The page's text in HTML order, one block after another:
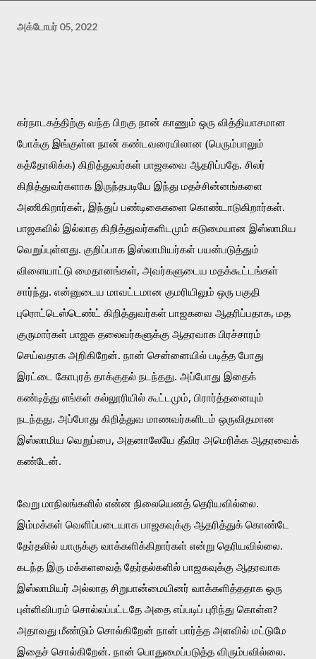
அக்டோபர் 05, 2022
கர்நாடகத்திற்கு வந்த பிறகு நான் காணும் ஒரு வித்தியாசமான
போக்கு இங்குள்ள நான் கண்டவரையிலான (பெரும்பாலும்
கத்தோலிக்க) கிறித்துவர்கள் பாஜகவை ஆதரிப்பதே. சிலர்
கிறித்துவர்களாக இருந்தபடியே இந்து மதச்சின்னங்களை
அணிகிறார்கள், இந்துப் பண்டிகைகளை கொண்டாடுகிறார்கள்.
பாஜகவில் இல்லாத கிறித்துவர்களிடமும் கடுமையான இஸ்லாமிய
வெறுப்புள்ளது. குறிப்பாக இஸ்லாமியர்கள் பயன்படுத்தும்
விளையாட்டு மைதானங்கள், அவர்களுடைய மதக்கூட்டங்கள்
சார்ந்து. என்னுடைய மாவட்டமான குமரியிலும் ஒரு பகுதி
புரொட்டெஸ்டெண்ட் கிறித்துவர்கள் பாஜகவை ஆதரிப்பதாக, மத
குருமார்கள் பாஜக தலைவர்களுக்கு ஆதரவாக பிரச்சாரம்
செய்வதாக அறிகிறேன். நான் சென்னையில் படித்த போது
இரட்டை கோபுரத் தாக்குதல் நடந்தது. அப்போது இதைக்
கண்டித்து எங்கள் கல்லூரியில் கூட்டமும், பிரார்த்தனையும்
நடந்தது. அப்போது கிறித்துவ மாணவர்களிடம் ஒருவிதமான
இஸ்லாமிய வெறுப்பை, அதனாலேயே தீவிர அமெரிக்க ஆதரவைக்
கண்டேன்.
வேறு மாநிலங்களில் என்ன நிலையெனத் தெரியவில்லை.
இம்மக்கள் வெளிப்படையாக பாஜகவுக்கு ஆதரித்துக் கொண்டே
தேர்தலில் யாருக்கு வாக்களிக்கிறார்கள் என்று தெரியவில்லை.
கடந்த இரு மக்களவைத் தேர்தல்களில் பாஜகவுக்கு ஆதரவாக
இஸ்லாமியர் அல்லாத சிறுபான்மையினர் வாக்களித்ததாக ஒரு
புள்ளிவிபரம் சொல்லப்பட்டதே அதை எப்படிப் புரிந்து கொள்ள?
அதாவது மீண்டும் சொல்கிறேன் நான் பார்த்த அளவில் மட்டுமே
இதைச் சொல்கிறேன். நான் பொதுமைப்படுத்த விரும்பவில்லை.